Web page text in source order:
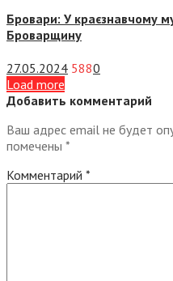
Бровари: У краєзнавчому
Броварщину
27.05.2024 5880
Load more
Добавить комментарий
Ваш адрес email не будет
помечены *
Комментарий *